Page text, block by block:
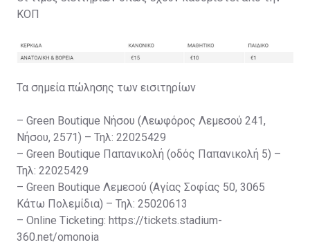
ΚΟΠ
Τα σημεία πώλησης των εισιτηρίων
– Green Boutique Νήσου (Λεωφόρος Λεμεσού 241,
Νήσου, 2571) – Τηλ: 22025429
– Green Boutique Παπανικολή (οδός Παπανικολή 5) –
Τηλ: 22025429
– Green Boutique Λεμεσού (Αγίας Σοφίας 50, 3065
Κάτω Πολεμίδια) – Τηλ: 25020613
– Online Ticketing: https://tickets.stadium-
360.net/omonoia